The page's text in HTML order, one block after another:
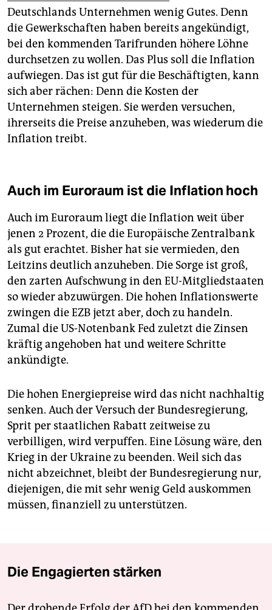
Deutschlands Unternehmen wenig Gutes. Denn
die Gewerkschaften haben bereits angekündigt,
bei den kommenden Tarifrunden höhere Löhne
durchsetzen zu wollen. Das Plus soll die Inflation
aufwiegen. Das ist gut für die Beschäftigten, kann
sich aber rächen: Denn die Kosten der
Unternehmen steigen. Sie werden versuchen,
ihrerseits die Preise anzuheben, was wiederum die
Inflation treibt.
Auch im Euroraum ist die Inflation hoch
Auch im Euroraum liegt die Inflation weit über
jenen 2 Prozent, die die Europäische Zentralbank
als gut erachtet. Bisher hat sie vermieden, den
Leitzins deutlich anzuheben. Die Sorge ist groß,
den zarten Aufschwung in den EU-Mitgliedstaaten
so wieder abzuwürgen. Die hohen Inflationswerte
zwingen die EZB jetzt aber, doch zu handeln.
Zumal die US-Notenbank Fed zuletzt die Zinsen
kräftig angehoben hat und weitere Schritte
ankündigte.
Die hohen Energiepreise wird das nicht nachhaltig
senken. Auch der Versuch der Bundesregierung,
Sprit per staatlichen Rabatt zeitweise zu
verbilligen, wird verpuffen. Eine Lösung wäre, den
Krieg in der Ukraine zu beenden. Weil sich das
nicht abzeichnet, bleibt der Bundesregierung nur,
diejenigen, die mit sehr wenig Geld auskommen
müssen, finanziell zu unterstützen.
Die Engagierten stärken